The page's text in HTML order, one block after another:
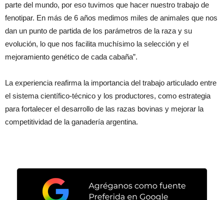
parte del mundo, por eso tuvimos que hacer nuestro trabajo de
fenotipar. En más de 6 años medimos miles de animales que nos
dan un punto de partida de los parámetros de la raza y su
evolución, lo que nos facilita muchísimo la selección y el
mejoramiento genético de cada cabaña”.
La experiencia reafirma la importancia del trabajo articulado entre
el sistema científico-técnico y los productores, como estrategia
para fortalecer el desarrollo de las razas bovinas y mejorar la
competitividad de la ganadería argentina.